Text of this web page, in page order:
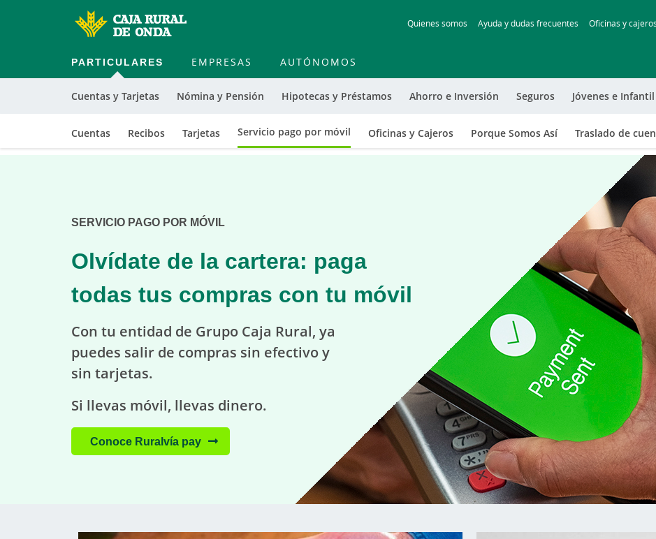
to
Quienes somos Ayuda y dudas frecuentes Oficinas y cajeros
PARTICULARES
Cuentas y Tarjetas
Cuentas Recibos Tarjetas Servicio pago por móvil Oficinas y Cajeros Porque Somos Así Traslado de
Nómina y Pensión Hipotecas y Préstamos Ahorro e Inversión Seguros Jóvenes e Infantil
EMPRESAS AUTÓNOMOS
SERVICIO PAGO POR MÓVIL
Olvídate de la cartera: paga
todas tus compras con tu móvil
Con tu entidad de Grupo Caja Rural, ya
puedes salir de compras sin efectivo y
sin tarjetas.
Si llevas móvil, llevas dinero.
Conoce Ruralvía pay